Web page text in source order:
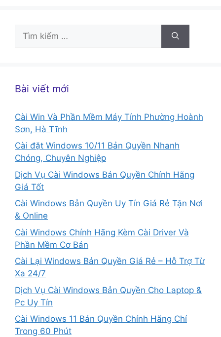
Tìm
kiếm
Bài viết mới
Cài Win Và Phần Mềm Máy Tính Phường Hoành
Sơn, Hà Tĩnh
Cài đặt Windows 10/11 Bản Quyền Nhanh
Chóng, Chuyên Nghiệp
Dịch Vụ Cài Windows Bản Quyền Chính Hãng
Giá Tốt
Cài Windows Bản Quyền Uy Tín Giá Rẻ Tận Nơi
& Online
Cài Windows Chính Hãng Kèm Cài Driver Và
Phần Mềm Cơ Bản
Cài Lại Windows Bản Quyền Giá Rẻ – Hỗ Trợ Từ
Xa 24/7
Dịch Vụ Cài Windows Bản Quyền Cho Laptop &
Pc Uy Tín
Cài Windows 11 Bản Quyền Chính Hãng Chỉ
Trong 60 Phút